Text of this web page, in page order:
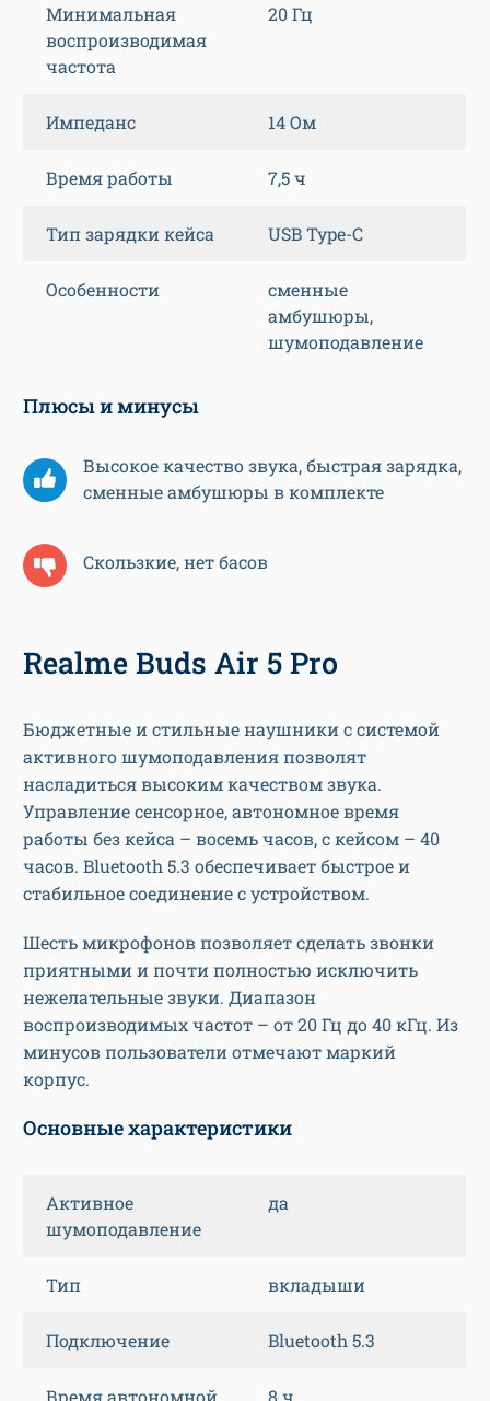
Минимальная
воспроизводимая
частота
20 Гц
Импеданс 14 Ом
Время работы 7,5 ч
Тип зарядки кейса USB Type-C
Особенности
сменные
амбушюры,
шумоподавление
Плюсы и минусы
Высокое качество звука, быстрая зарядка,
сменные амбушюры в комплекте
Скользкие, нет басов
Realme Buds Air 5 Pro
Бюджетные и стильные наушники с системой
активного шумоподавления позволят
насладиться высоким качеством звука.
Управление сенсорное, автономное время
работы без кейса – восемь часов, с кейсом – 40
часов. Bluetooth 5.3 обеспечивает быстрое и
стабильное соединение с устройством.
Шесть микрофонов позволяет сделать звонки
приятными и почти полностью исключить
нежелательные звуки. Диапазон
воспроизводимых частот – от 20 Гц до 40 кГц. Из
минусов пользователи отмечают маркий
корпус.
Основные характеристики
Активное
шумоподавление
да
Тип вкладыши
Подключение Bluetooth 5.3
Время автономной 8 ч